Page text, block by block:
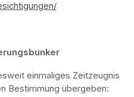
einmaliges Zeitzeugnis
Bestimmung übergeben: